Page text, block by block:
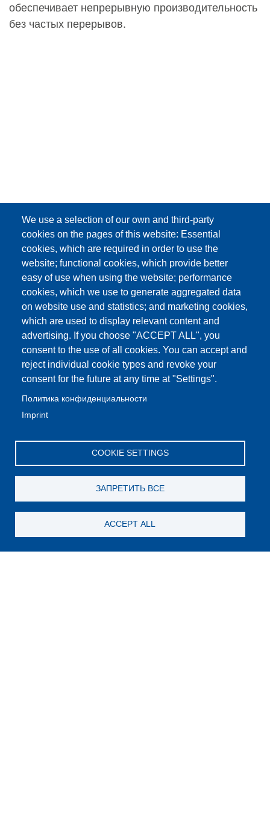
обеспечивает непрерывную производительность
без частых перерывов.
We use a selection of our own and third-party
cookies on the pages of this website: Essential
cookies, which are required in order to use the
website; functional cookies, which provide better
easy of use when using the website; performance
cookies, which we use to generate aggregated data
on website use and statistics; and marketing cookies,
which are used to display relevant content and
advertising. If you choose "ACCEPT ALL", you
consent to the use of all cookies. You can accept and
reject individual cookie types and revoke your
consent for the future at any time at "Settings".
Политика конфиденциальности
Imprint
COOKIE SETTINGS
ЗАПРЕТИТЬ ВСЕ
ACCEPT ALL